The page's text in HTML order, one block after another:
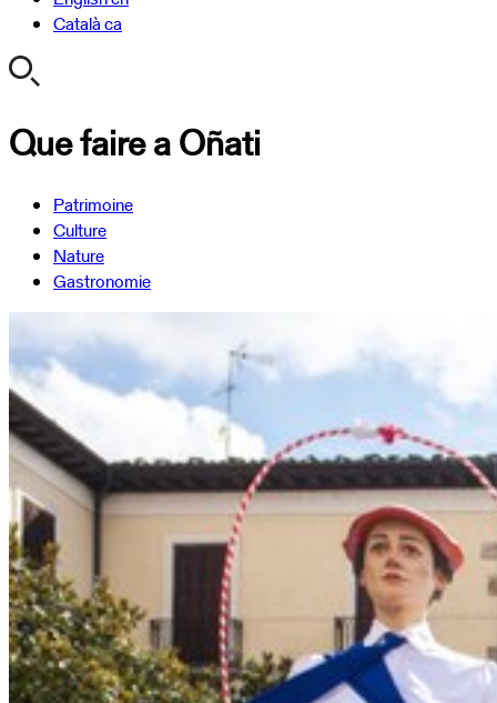
Catalàca
Que faire a Oñati
Patrimoine
Culture
Nature
Gastronomie